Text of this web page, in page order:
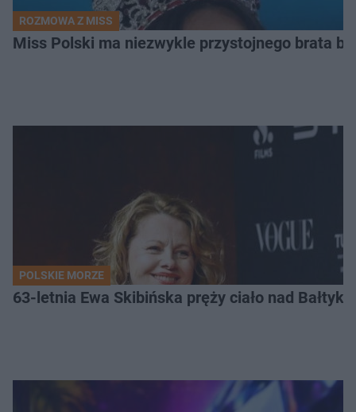
ROZMOWA Z MISS
Miss Polski ma niezwykle przystojnego brata
POLSKIE MORZE
63-letnia Ewa Skibińska pręży ciało nad